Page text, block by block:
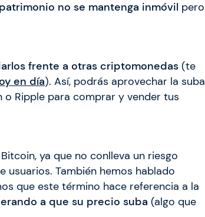
no se mantenga inmóvil pero
frente a otras criptomonedas (te
en día). Así, podrás aprovechar la suba
Ripple para comprar y vender tus
ya que no conlleva un riesgo
usuarios. También hemos hablado
que este término hace referencia a la
a que su precio suba (algo que